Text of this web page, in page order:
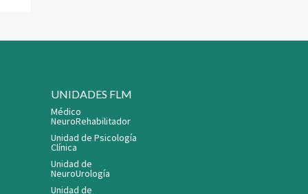
UNIDADES FLM
Médico
NeuroRehabilitador
Unidad de Psicología
Clínica
Unidad de
NeuroUrología
Unidad de